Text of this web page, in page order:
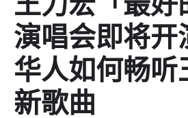
演唱会即将开
华人如何畅听
新歌曲